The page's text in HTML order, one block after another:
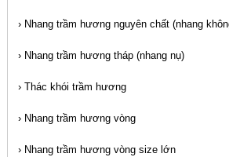
› Nhang trầm hương nguyên chất (nhang
› Nhang trầm hương tháp (nhang nụ)
› Thác khói trầm hương
› Nhang trầm hương vòng
› Nhang trầm hương vòng size lớn